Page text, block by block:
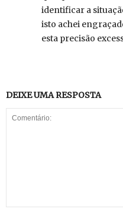
identificar a
isto achei
esta precisão
DEIXE UMA RESPOSTA